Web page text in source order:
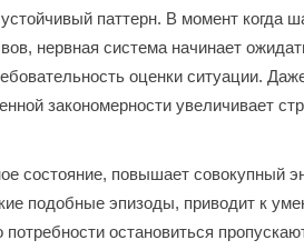
паттерн. В момент когда
нервная система начинает
оценки ситуации.
закономерности увеличивает
состояние, повышает совокупный
подобные эпизоды, приводит к
остановиться